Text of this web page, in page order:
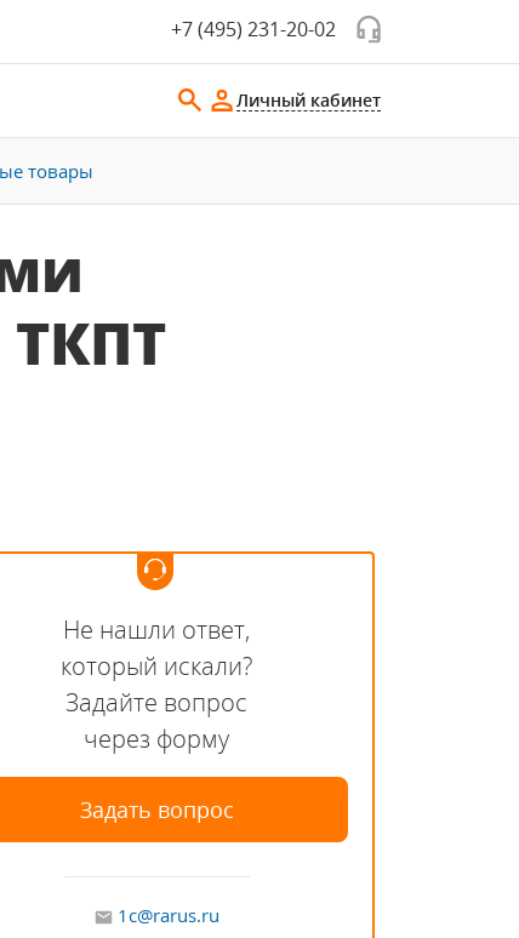
+7 (495) 231-20-02
Личный кабинет
товары
Не нашли ответ,
который искали?
Задайте вопрос
через форму
Задать вопрос
1c@rarus.ru